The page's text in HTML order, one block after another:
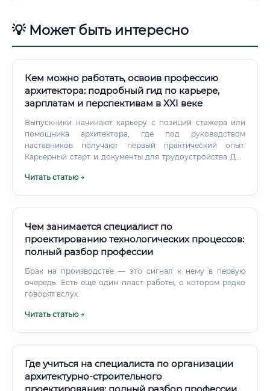
💡 Может быть интересно
Кем можно работать, освоив профессию
архитектора: подробный гид по карьере,
зарплатам и перспективам в XXI веке
Выпускники начинают карьеру с позиций стажера или
помощника архитектора, где под руководством
наставников получают первый практический опыт.
Карьерный старт и документы для трудоустройства Для
подготовить два ключевых элемента: резюме и
Читать статью →
Чем занимается специалист по
проектированию технологических процессов:
полный разбор профессии
Брак на производстве — это сигнал к нему в первую
очередь. Есть ещё один пласт работы, о котором редко
говорят вслух.
Читать статью →
Где учиться на специалиста по организации
архитектурно-строительного